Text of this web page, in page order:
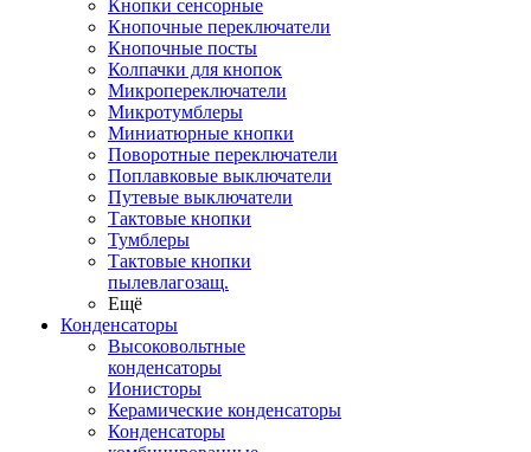
Кнопки сенсорные
Кнопочные переключатели
Кнопочные посты
Колпачки для кнопок
Микропереключатели
Микротумблеры
Миниатюрные кнопки
Поворотные переключатели
Поплавковые выключатели
Путевые выключатели
Тактовые кнопки
Тумблеры
Тактовые кнопки
пылевлагозащ.
Ещё
Конденсаторы
Высоковольтные
конденсаторы
Ионисторы
Керамические конденсаторы
Конденсаторы